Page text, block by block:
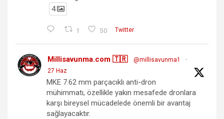
4
1 50 Twitter
Millisavunma.com 🇹🇷 @millisavunma1
·
27 Haz
MKE 7.62 mm parçacıklı anti-dron
mühimmatı, özellikle yakın mesafede dronlara
karşı bireysel mücadelede önemli bir avantaj
sağlayacaktır.